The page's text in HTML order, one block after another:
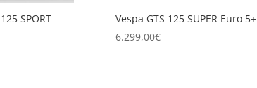
SPORT
Vespa GTS 125 SUPER Euro 5+
6.299,00€